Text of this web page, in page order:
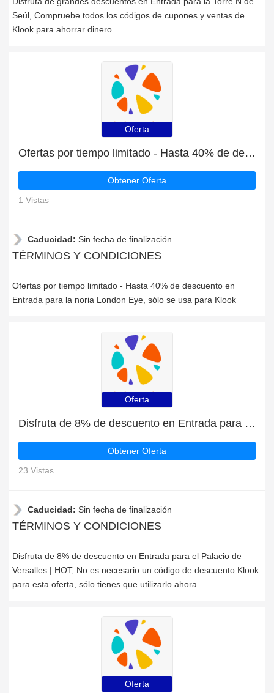
Seúl, Compruebe todos los códigos de cupones y ventas de
Klook para ahorrar dinero
Oferta
Ofertas por tiempo limitado - Hasta 40% de descuento en Entrada para la noria London Eye
Obtener Oferta
1 Vistas
Caducidad: Sin fecha de finalización
TÉRMINOS Y CONDICIONES
Ofertas por tiempo limitado - Hasta 40% de descuento en
Entrada para la noria London Eye, sólo se usa para Klook
Oferta
Disfruta de 8% de descuento en Entrada para el Palacio de Versalles | HOT
Obtener Oferta
23 Vistas
Caducidad: Sin fecha de finalización
TÉRMINOS Y CONDICIONES
Disfruta de 8% de descuento en Entrada para el Palacio de
Versalles | HOT, No es necesario un código de descuento Klook
para esta oferta, sólo tienes que utilizarlo ahora
Oferta